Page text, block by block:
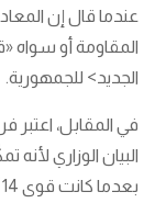
عندما قال إن
المقاومة أو سواه
الجديد> للجمهورية.
البيان الوزاري